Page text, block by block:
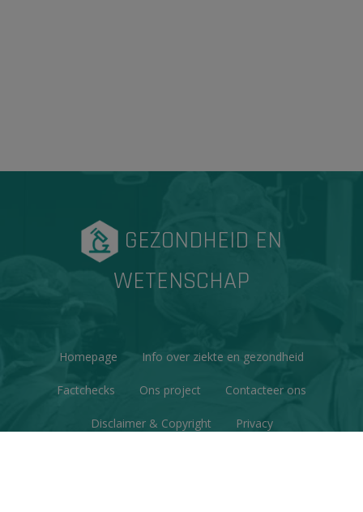
GEZONDHEID EN
WETENSCHAP
Homepage Info over ziekte en gezondheid
Factchecks Ons project Contacteer ons
Disclaimer & Copyright Privacy